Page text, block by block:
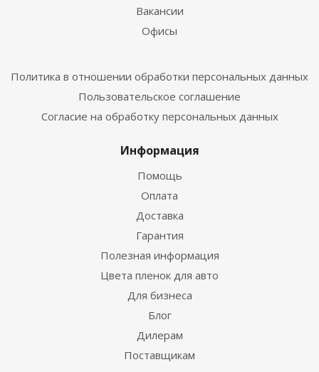
Вакансии
Офисы
Политика в отношении обработки персональных данных
Пользовательское соглашение
Согласие на обработку персональных данных
Информация
Помощь
Оплата
Доставка
Гарантия
Полезная информация
Цвета пленок для авто
Для бизнеса
Блог
Дилерам
Поставщикам